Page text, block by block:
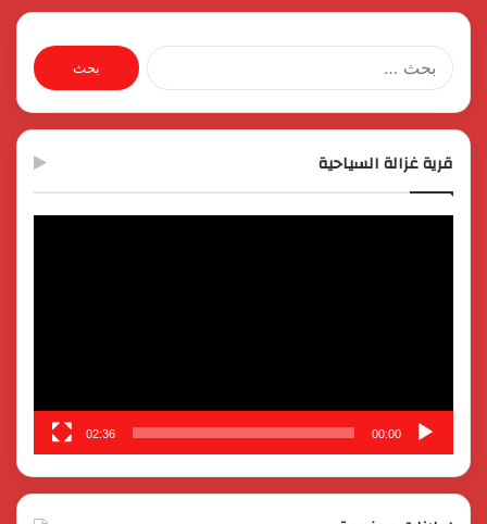
البحث
عن:
قرية غزالة السياحية
00:00
02:36